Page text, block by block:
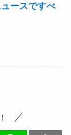
ースですべ